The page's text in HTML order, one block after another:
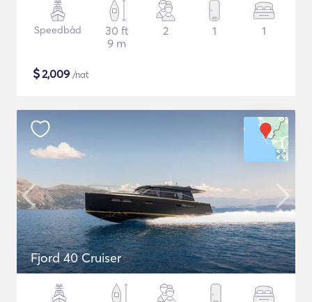
Speedbåd
30 ft
9 m
2 1 1
$2,009 /nat
Fjord 40 Cruiser